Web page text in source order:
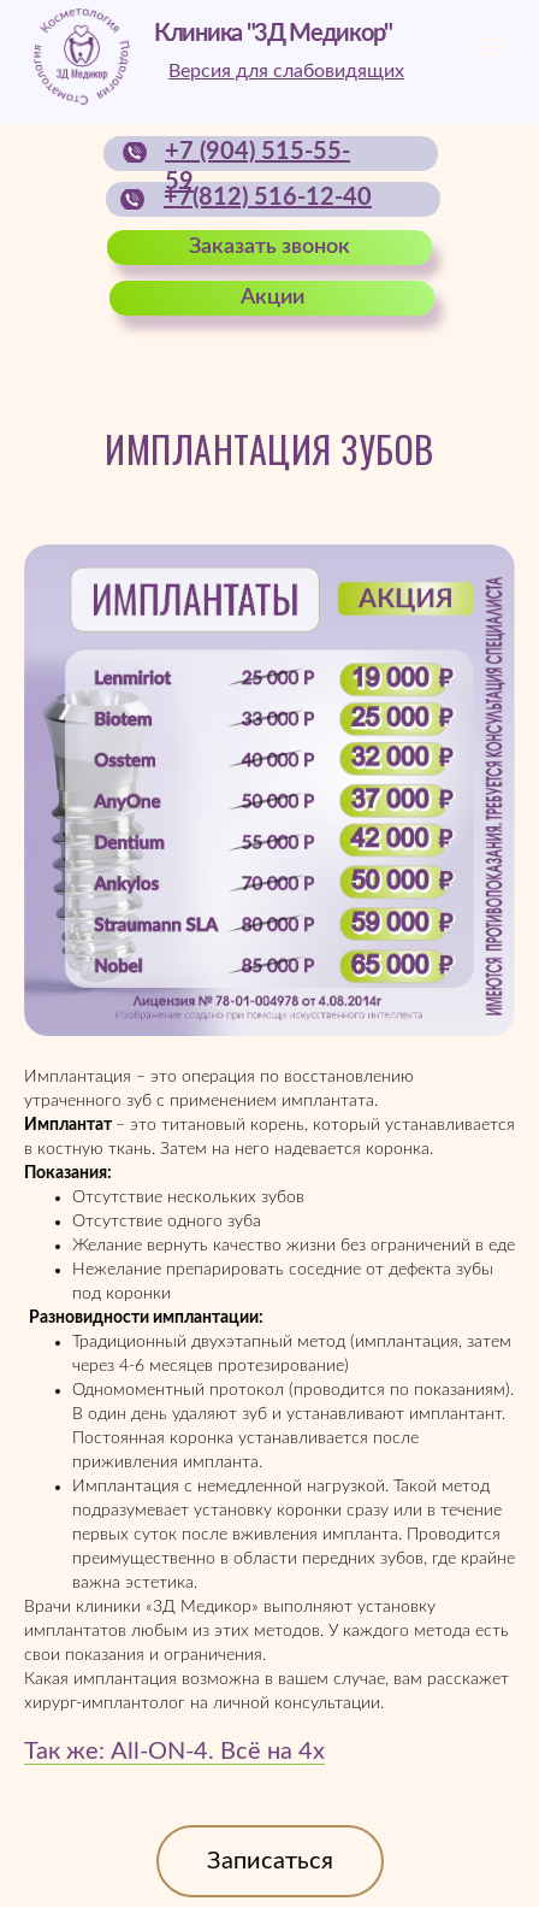
Версия для слабовидящих
+7 (904) 515-55-
59
+7(812) 516-12-40
Клиника "3Д Медикор"
Заказать звонок
Акции
ИМПЛАНТАЦИЯ ЗУБОВ
Имплантация – это операция по восстановлению
утраченного зуб с применением имплантата.
Имплантат – это титановый корень, который устанавливается
в костную ткань. Затем на него надевается коронка.
Показания:
Отсутствие нескольких зубов
Отсутствие одного зуба
Желание вернуть качество жизни без ограничений в еде
Нежелание препарировать соседние от дефекта зубы
под коронки
Разновидности имплантации:
Традиционный двухэтапный метод (имплантация, затем
через 4-6 месяцев протезирование)
Одномоментный протокол (проводится по показаниям).
В один день удаляют зуб и устанавливают имплантант.
Постоянная коронка устанавливается после
приживления импланта.
Имплантация с немедленной нагрузкой. Такой метод
подразумевает установку коронки сразу или в течение
первых суток после вживления импланта. Проводится
преимущественно в области передних зубов, где крайне
важна эстетика.
Врачи клиники «3Д Медикор» выполняют установку
имплантатов любым из этих методов. У каждого метода есть
свои показания и ограничения.
Какая имплантация возможна в вашем случае, вам расскажет
хирург-имплантолог на личной консультации.
Так же: All-ON-4. Всё на 4х
Записаться